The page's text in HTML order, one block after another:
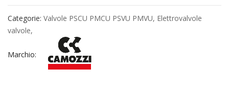
Categorie: Valvole PSCU PMCU PSVU PMVU, Elettrovalvole
valvole,
Marchio: